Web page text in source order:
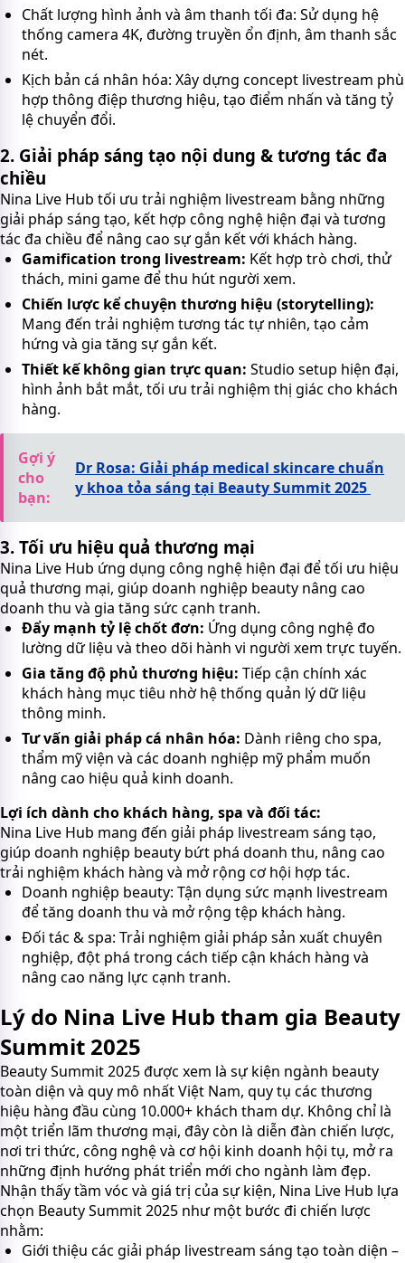
Chất lượng hình ảnh và âm thanh tối đa: Sử dụng hệ
thống camera 4K, đường truyền ổn định, âm thanh sắc
nét.
Kịch bản cá nhân hóa: Xây dựng concept livestream phù
hợp thông điệp thương hiệu, tạo điểm nhấn và tăng tỷ
lệ chuyển đổi.
2. Giải pháp sáng tạo nội dung & tương tác đa
chiều
Nina Live Hub tối ưu trải nghiệm livestream bằng những
giải pháp sáng tạo, kết hợp công nghệ hiện đại và tương
tác đa chiều để nâng cao sự gắn kết với khách hàng.
Gamification trong livestream: Kết hợp trò chơi, thử
thách, mini game để thu hút người xem.
Chiến lược kể chuyện thương hiệu (storytelling):
Mang đến trải nghiệm tương tác tự nhiên, tạo cảm
hứng và gia tăng sự gắn kết.
Thiết kế không gian trực quan: Studio setup hiện đại,
hình ảnh bắt mắt, tối ưu trải nghiệm thị giác cho khách
hàng.
Gợi ý
cho
bạn:
Dr Rosa: Giải pháp medical skincare chuẩn
y khoa tỏa sáng tại Beauty Summit 2025
3. Tối ưu hiệu quả thương mại
Nina Live Hub ứng dụng công nghệ hiện đại để tối ưu hiệu
quả thương mại, giúp doanh nghiệp beauty nâng cao
doanh thu và gia tăng sức cạnh tranh.
Đẩy mạnh tỷ lệ chốt đơn: Ứng dụng công nghệ đo
lường dữ liệu và theo dõi hành vi người xem trực tuyến.
Gia tăng độ phủ thương hiệu: Tiếp cận chính xác
khách hàng mục tiêu nhờ hệ thống quản lý dữ liệu
thông minh.
Tư vấn giải pháp cá nhân hóa: Dành riêng cho spa,
thẩm mỹ viện và các doanh nghiệp mỹ phẩm muốn
nâng cao hiệu quả kinh doanh.
Lợi ích dành cho khách hàng, spa và đối tác:
Nina Live Hub mang đến giải pháp livestream sáng tạo,
giúp doanh nghiệp beauty bứt phá doanh thu, nâng cao
trải nghiệm khách hàng và mở rộng cơ hội hợp tác.
Doanh nghiệp beauty: Tận dụng sức mạnh livestream
để tăng doanh thu và mở rộng tệp khách hàng.
Đối tác & spa: Trải nghiệm giải pháp sản xuất chuyên
nghiệp, đột phá trong cách tiếp cận khách hàng và
nâng cao năng lực cạnh tranh.
Lý do Nina Live Hub tham gia Beauty
Summit 2025
Beauty Summit 2025 được xem là sự kiện ngành beauty
toàn diện và quy mô nhất Việt Nam, quy tụ các thương
hiệu hàng đầu cùng 10.000+ khách tham dự. Không chỉ là
một triển lãm thương mại, đây còn là diễn đàn chiến lược,
nơi tri thức, công nghệ và cơ hội kinh doanh hội tụ, mở ra
những định hướng phát triển mới cho ngành làm đẹp.
Nhận thấy tầm vóc và giá trị của sự kiện, Nina Live Hub lựa
chọn Beauty Summit 2025 như một bước đi chiến lược
nhằm:
Giới thiệu các giải pháp livestream sáng tạo toàn diện –